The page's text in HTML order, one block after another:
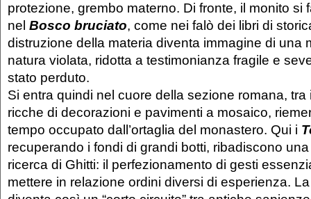
protezione, grembo materno. Di fronte, il monito si
nel Bosco bruciato, come nei falò dei libri di
distruzione della materia diventa immagine di una
natura violata, ridotta a testimonianza fragile e
stato perduto.
Si entra quindi nel cuore della sezione romana,
ricche di decorazioni e pavimenti a mosaico,
tempo occupato dall’ortaglia del monastero. Qui i
recuperando i fondi di grandi botti, ribadiscono
ricerca di Ghitti: il perfezionamento di gesti
mettere in relazione ordini diversi di esperienza.